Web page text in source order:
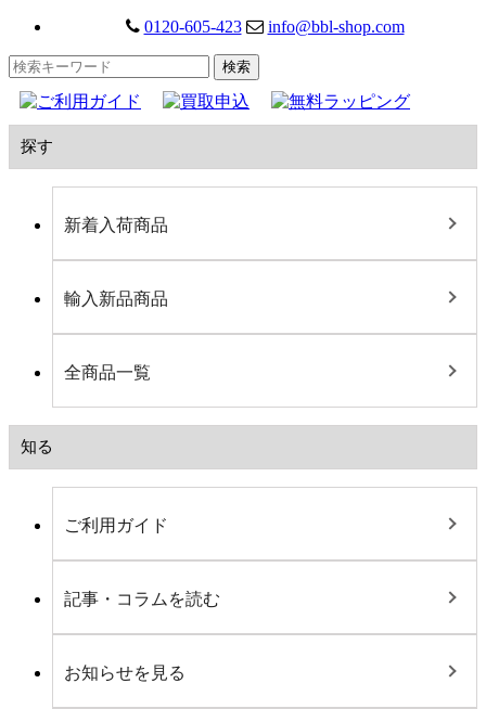
0120-605-423 info@bbl-shop.com
探す
新着入荷商品
輸入新品商品
全商品一覧
知る
ご利用ガイド
記事・コラムを読む
お知らせを見る